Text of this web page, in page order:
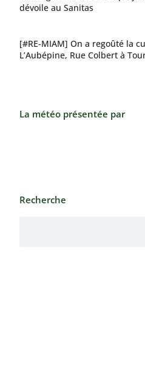
dévoile au Sanitas
[#RE-MIAM] On a regoûté la
L’Aubépine, Rue Colbert à
La météo présentée par
Recherche